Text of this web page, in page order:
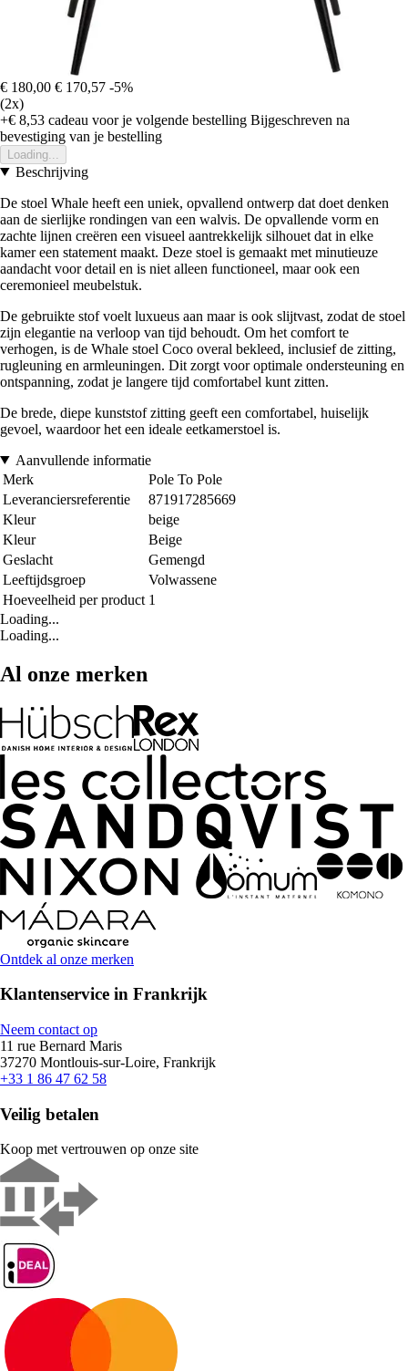
€ 180,00 € 170,57 -5%
(2x)
+€ 8,53 cadeau voor je volgende bestelling Bijgeschreven na
bevestiging van je bestelling
Loading...
Beschrijving
De stoel Whale heeft een uniek, opvallend ontwerp dat doet denken
aan de sierlijke rondingen van een walvis. De opvallende vorm en
zachte lijnen creëren een visueel aantrekkelijk silhouet dat in elke
kamer een statement maakt. Deze stoel is gemaakt met minutieuze
aandacht voor detail en is niet alleen functioneel, maar ook een
ceremonieel meubelstuk.
De gebruikte stof voelt luxueus aan maar is ook slijtvast, zodat de stoel
zijn elegantie na verloop van tijd behoudt. Om het comfort te
verhogen, is de Whale stoel Coco overal bekleed, inclusief de zitting,
rugleuning en armleuningen. Dit zorgt voor optimale ondersteuning en
ontspanning, zodat je langere tijd comfortabel kunt zitten.
De brede, diepe kunststof zitting geeft een comfortabel, huiselijk
gevoel, waardoor het een ideale eetkamerstoel is.
Aanvullende informatie
Merk
Pole To Pole
Leveranciersreferentie
871917285669
Kleur
beige
Kleur
Beige
Geslacht
Gemengd
Leeftijdsgroep
Volwassene
Hoeveelheid per product 1
Loading...
Loading...
Al onze merken
Ontdek al onze merken
Klantenservice in Frankrijk
Neem contact op
11 rue Bernard Maris
37270 Montlouis-sur-Loire, Frankrijk
+33 1 86 47 62 58
Veilig betalen
Koop met vertrouwen op onze site